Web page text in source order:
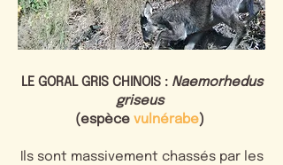
LE GORAL GRIS CHINOIS : Naemorhedus
griseus
(espèce vulnérabe)
Ils sont massivement chassés par les